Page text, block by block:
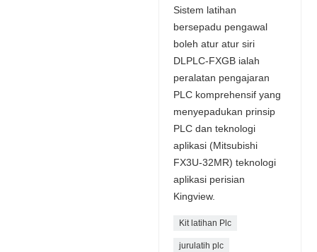
Sistem latihan
bersepadu pengawal
boleh atur atur siri
DLPLC-FXGB ialah
peralatan pengajaran
PLC komprehensif yang
menyepadukan prinsip
PLC dan teknologi
aplikasi (Mitsubishi
FX3U-32MR) teknologi
aplikasi perisian
Kingview.
Kit latihan Plc
jurulatih plc